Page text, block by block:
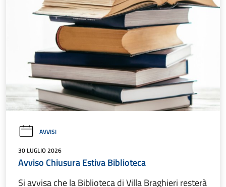
AVVISI
30 LUGLIO 2026
Avviso Chiusura Estiva Biblioteca
Si avvisa che la Biblioteca di Villa Braghieri resterà